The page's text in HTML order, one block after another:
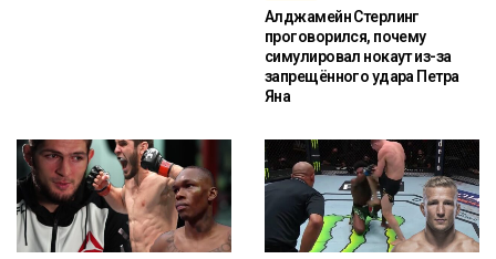
Алджамейн Стерлинг
проговорился, почему
симулировал нокаут из-за
запрещённого удара Петра
Яна